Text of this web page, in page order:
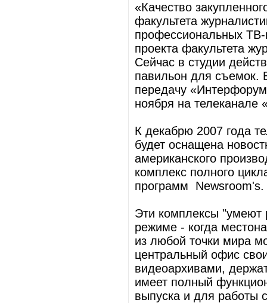
«Качество
факультета
профессиональных ТВ-
проекта факультета
Сейчас в студии
павильон для съемок.
передачу
ноября на телеканале
К декабрю 2007 года
будет оснащена
американского
комплекс полного
программ Newsroom's.
Эти комплексы "умеют
режиме - когда
из любой точки мира
центральный офис
видеоархивами,
имеет полный
выпуска и для работы